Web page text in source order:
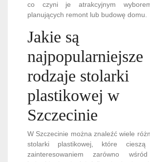
co czyni je atrakcyjnym
planujących remont lub budowę domu.
Jakie są
najpopularniejsze
rodzaje stolarki
plastikowej w
Szczecinie
W Szczecinie można znaleźć wiele
stolarki plastikowej, które
zainteresowaniem zarówno